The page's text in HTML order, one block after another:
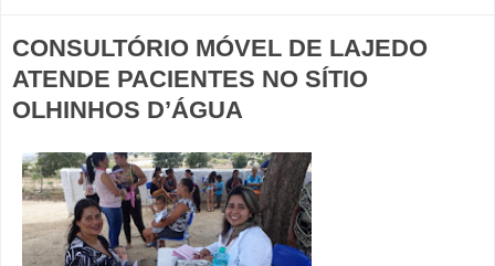
CONSULTÓRIO MÓVEL DE LAJEDO
ATENDE PACIENTES NO SÍTIO
OLHINHOS D’ÁGUA